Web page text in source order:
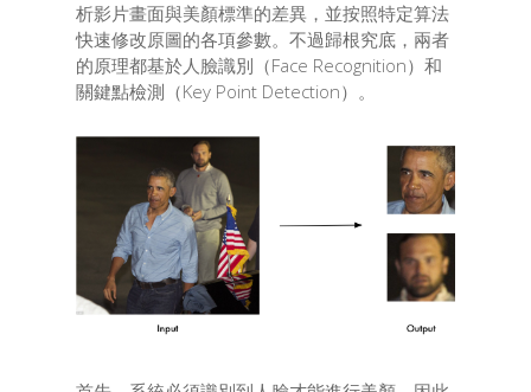
析影片畫面與美顏標準的差異，並按照特定算法
快速修改原圖的各項參數。不過歸根究底，兩者
的原理都基於人臉識別（Face Recognition）和
關鍵點檢測（Key Point Detection）。